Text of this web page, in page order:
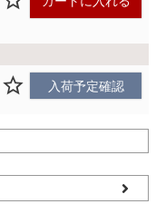
入荷予定確認
カートに入れる